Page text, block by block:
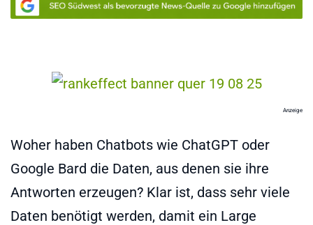
Anzeige
Woher haben Chatbots wie ChatGPT oder
Google Bard die Daten, aus denen sie ihre
Antworten erzeugen? Klar ist, dass sehr viele
Daten benötigt werden, damit ein Large